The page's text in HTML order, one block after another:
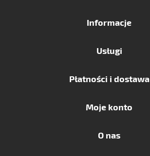
Informacje
Usługi
Płatności i dostawa
Moje konto
O nas